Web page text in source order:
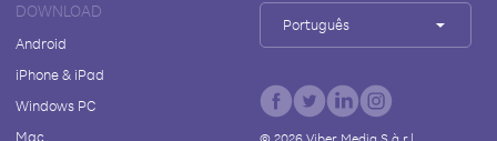
DOWNLOAD
Android
iPhone & iPad
Windows PC
Mac
Português